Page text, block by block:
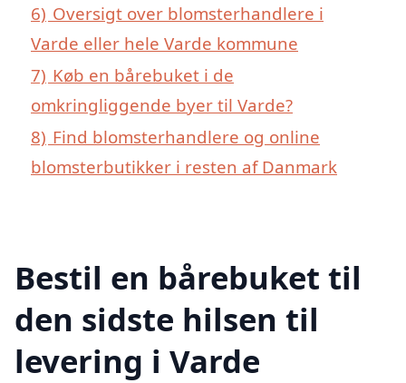
6) Oversigt over blomsterhandlere i
Varde eller hele Varde kommune
7) Køb en bårebuket i de
omkringliggende byer til Varde?
8) Find blomsterhandlere og online
blomsterbutikker i resten af Danmark
Bestil en bårebuket til
den sidste hilsen til
levering i Varde